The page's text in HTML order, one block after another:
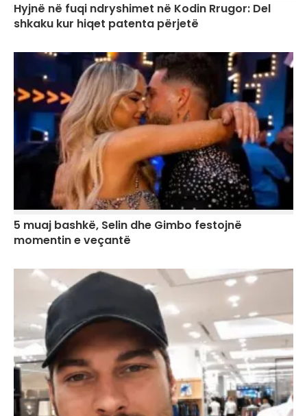
Hyjnë në fuqi ndryshimet në Kodin Rrugor: Del
shkaku kur hiqet patenta përjetë
5 muaj bashkë, Selin dhe Gimbo festojnë
momentin e veçantë